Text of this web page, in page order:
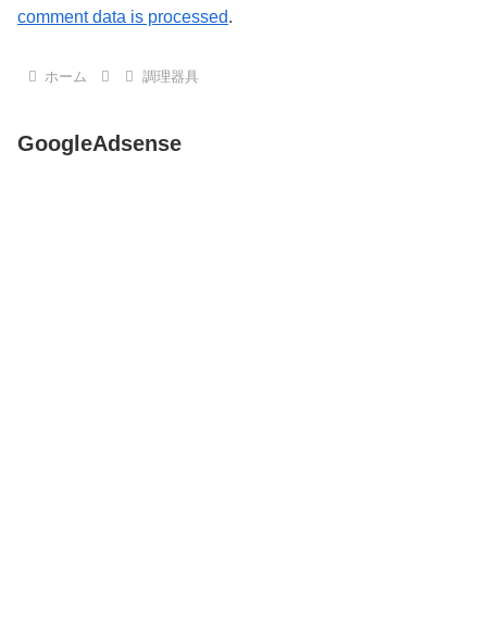
comment data is processed.
ホーム 調理器具
GoogleAdsense